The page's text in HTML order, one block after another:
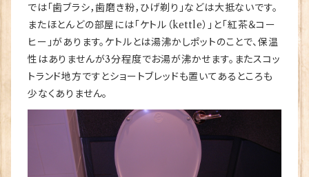
では「歯ブラシ，歯磨き粉，ひげ剃り」などは大抵ないです。
またほとんどの部屋には「ケトル（kettle）」と「紅茶＆コー
ヒー」があります。ケトルとは湯沸かしポットのことで、保温
性はありませんが3分程度でお湯が沸かせます。またスコッ
トランド地方ですとショートブレッドも置いてあるところも
少なくありません。